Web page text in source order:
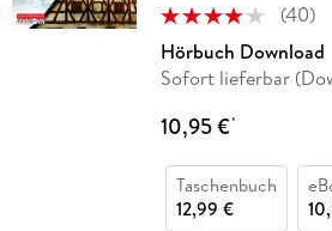
(40)
Hörbuch Download
Sofort lieferbar
10,95 €*
Taschenbuch
12,99 €